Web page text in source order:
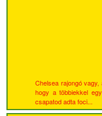
Chelsea rajongó
hogy a többiekkel
csapatod adta foci...